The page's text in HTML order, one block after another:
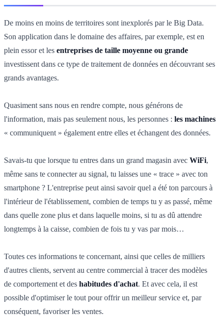
De moins en moins de territoires sont inexplorés par le Big Data.
Son application dans le domaine des affaires, par exemple, est en
plein essor et les entreprises de taille moyenne ou grande
investissent dans ce type de traitement de données en découvrant ses
grands avantages.
Quasiment sans nous en rendre compte, nous générons de
l'information, mais pas seulement nous, les personnes : les machines
« communiquent » également entre elles et échangent des données.
Savais-tu que lorsque tu entres dans un grand magasin avec WiFi,
même sans te connecter au signal, tu laisses une « trace » avec ton
smartphone ? L'entreprise peut ainsi savoir quel a été ton parcours à
l'intérieur de l'établissement, combien de temps tu y as passé, même
dans quelle zone plus et dans laquelle moins, si tu as dû attendre
longtemps à la caisse, combien de fois tu y vas par mois…
Toutes ces informations te concernant, ainsi que celles de milliers
d'autres clients, servent au centre commercial à tracer des modèles
de comportement et des habitudes d'achat. Et avec cela, il est
possible d'optimiser le tout pour offrir un meilleur service et, par
conséquent, favoriser les ventes.